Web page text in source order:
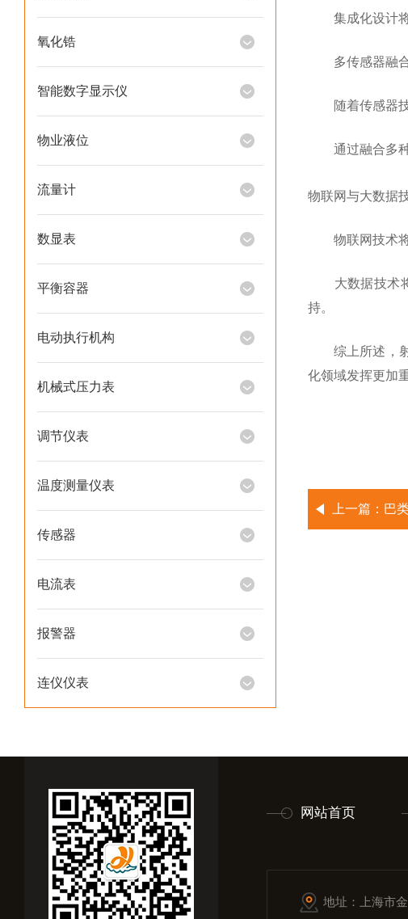
氧化锆
智能数字显示仪
物业液位
流量计
数显表
平衡容器
电动执行机构
机械式压力表
调节仪表
温度测量仪表
传感器
电流表
报警器
连仪仪表
集成化设计将
多传感器融合
随着传感器技
通过融合多种
物联网与大数据
物联网技术将
大数据技术将
持。
综上所述，射
化领域发挥更加
上一篇： 巴
网站首页
地址：上海市